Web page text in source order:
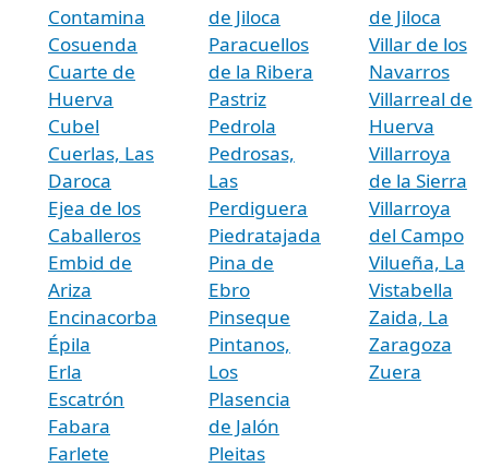
Contamina
Cosuenda
Cuarte de
Huerva
Cubel
Cuerlas, Las
Daroca
Ejea de los
Caballeros
Embid de
Ariza
Encinacorba
Épila
Erla
Escatrón
Fabara
Farlete
de Jiloca
Paracuellos
de la Ribera
Pastriz
Pedrola
Pedrosas,
Las
Perdiguera
Piedratajada
Pina de
Ebro
Pinseque
Pintanos,
Los
Plasencia
de Jalón
Pleitas
de Jiloca
Villar de los
Navarros
Villarreal de
Huerva
Villarroya
de la Sierra
Villarroya
del Campo
Vilueña, La
Vistabella
Zaida, La
Zaragoza
Zuera